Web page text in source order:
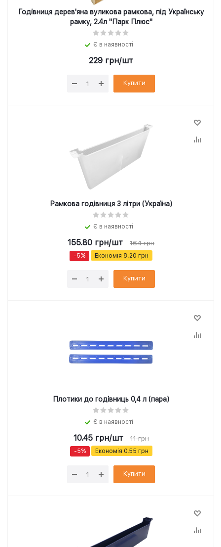
Годівниця дерев'яна вуликова рамкова, під Українську
рамку, 2.4л "Парк Плюс"
Є в наявності
229 грн/шт
Купити
Рамкова годівниця 3 літри (Україна)
Є в наявності
155.80 грн/шт 164грн
-5% Економія 8.20 грн
Купити
Плотики до годівниць 0,4 л (пара)
Є в наявності
10.45грн/шт 11грн
-5% Економія 0.55 грн
Купити